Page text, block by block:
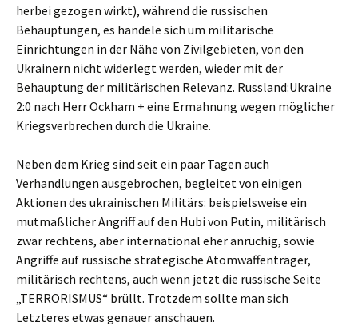
herbei gezogen wirkt), während die russischen
Behauptungen, es handele sich um militärische
Einrichtungen in der Nähe von Zivilgebieten, von den
Ukrainern nicht widerlegt werden, wieder mit der
Behauptung der militärischen Relevanz. Russland:Ukraine
2:0 nach Herr Ockham + eine Ermahnung wegen möglicher
Kriegsverbrechen durch die Ukraine.
Neben dem Krieg sind seit ein paar Tagen auch
Verhandlungen ausgebrochen, begleitet von einigen
Aktionen des ukrainischen Militärs: beispielsweise ein
mutmaßlicher Angriff auf den Hubi von Putin, militärisch
zwar rechtens, aber international eher anrüchig, sowie
Angriffe auf russische strategische Atomwaffenträger,
militärisch rechtens, auch wenn jetzt die russische Seite
„TERRORISMUS“ brüllt. Trotzdem sollte man sich
Letzteres etwas genauer anschauen.